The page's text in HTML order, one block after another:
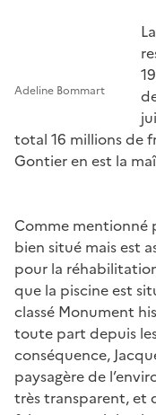
Adeline Bommart
total 16 millions de
Gontier en est la
Comme mentionné
bien situé mais est
pour la
que la piscine est
classé Monument
toute part depuis
conséquence,
paysagère de
très transparent, et